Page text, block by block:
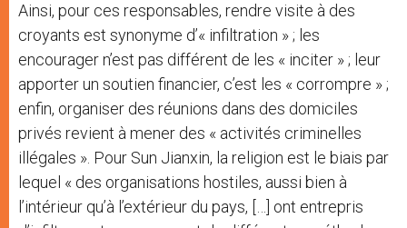
Ainsi, pour ces responsables, rendre visite à des
croyants est synonyme d’« infiltration » ; les
encourager n’est pas différent de les « inciter » ; leur
apporter un soutien financier, c’est les « corrompre » ;
enfin, organiser des réunions dans des domiciles
privés revient à mener des « activités criminelles
illégales ». Pour Sun Jianxin, la religion est le biais par
lequel « des organisations hostiles, aussi bien à
l’intérieur qu’à l’extérieur du pays, […] ont entrepris